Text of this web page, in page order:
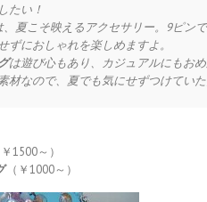
たい！
、夏こそ映えるアクセサリー。9ピン
ずにおしゃれを楽しめますよ。
は遊び心もあり、カジュアルにもお
材なので、夏でも気にせずつけてい
￥1500～）
（￥1000～）